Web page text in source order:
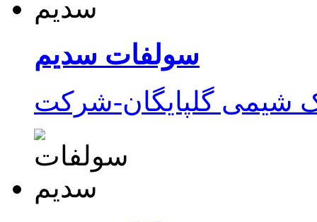
سولفات سدیم
شیمی گلپایگان-شرکت